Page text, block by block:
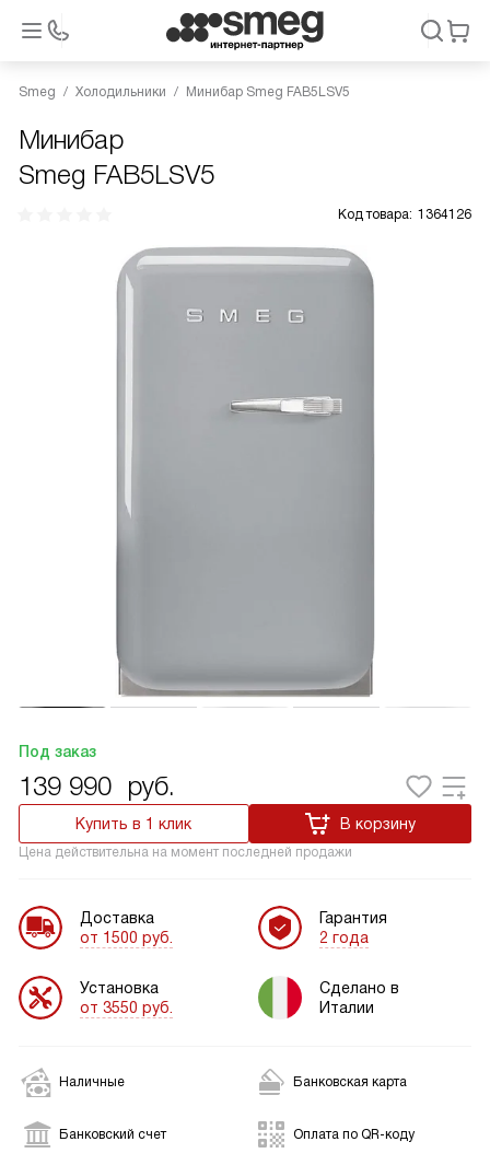
Smeg Холодильники Минибар Smeg FAB5LSV5
Минибар
Smeg FAB5LSV5
Код товара: 1364126
Под заказ
139 990 руб.
Купить в 1 клик В корзину
Цена действительна на момент последней продажи
Доставка
от 1500 руб.
Установка
от 3550 руб.
Гарантия
2 года
Сделано в
Италии
Наличные Банковская карта
Банковский счет Оплата по QR-коду